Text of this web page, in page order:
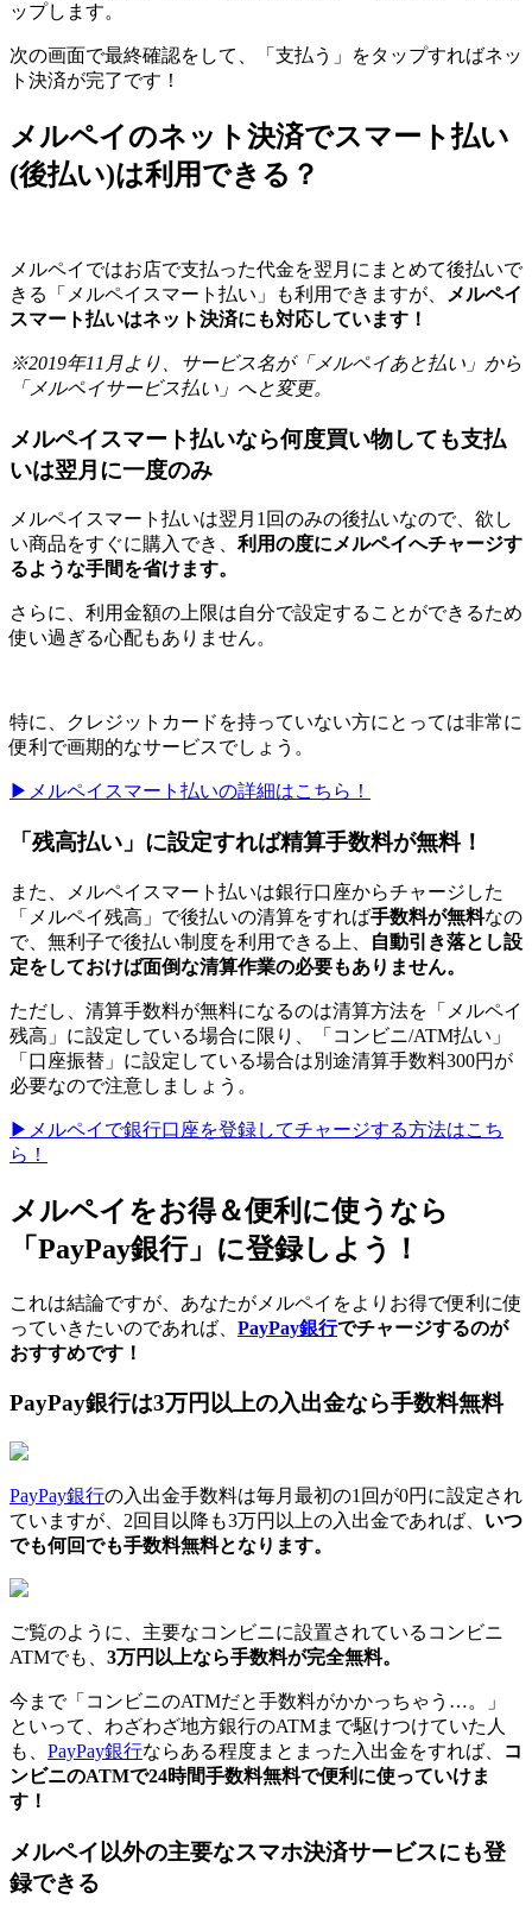
ップします。
次の画面で最終確認をして、「支払う」をタップすればネッ
ト決済が完了です！
メルペイのネット決済でスマート払い
(後払い)は利用できる？
メルペイではお店で支払った代金を翌月にまとめて後払いで
きる「メルペイスマート払い」も利用できますが、
メルペイ
スマート払いはネット決済にも対応しています！
※2019年11月より、サービス名が「メルペイあと払い」から
「メルペイサービス払い」へと変更。
メルペイスマート払いなら何度買い物しても支払
いは翌月に一度のみ
メルペイスマート払いは翌月1回のみの後払いなので、欲し
い商品をすぐに購入でき、 利用の度にメルペイへチャージす
るような手間を省けます。
さらに、利用金額の上限は自分で設定することができるため
使い過ぎる心配もありません。
特に、クレジットカードを持っていない方にとっては非常に
便利で画期的なサービスでしょう。
▶︎メルペイスマート払いの詳細はこちら！
「残高払い」に設定すれば精算手数料が無料！
また、メルペイスマート払いは銀行口座からチャージした
「メルペイ残高」で後払いの清算をすれば手数料が無料なの
で、無利子で後払い制度を利用できる上、
自動引き落とし設
定をしておけば面倒な清算作業の必要もありません。
ただし、清算手数料が無料になるのは清算方法を「メルペイ
残高」に設定している場合に限り、「コンビニ/ATM払い」
「口座振替」に設定している場合は別途清算手数料300円が
必要なので注意しましょう。
▶︎メルペイで銀行口座を登録してチャージする方法はこち
ら！
メルペイをお得＆便利に使うなら
「PayPay銀行」に登録しよう！
これは結論ですが、あなたがメルペイをよりお得で便利に使
っていきたいのであれば、 PayPay銀行でチャージするのが
おすすめです！
PayPay銀行は3万円以上の入出金なら手数料無料
PayPay銀行の入出金手数料は毎月最初の1回が0円に設定され
ていますが、2回目以降も3万円以上の入出金であれば、 いつ
でも何回でも手数料無料となります。
ご覧のように、主要なコンビニに設置されているコンビニ
ATMでも、 3万円以上なら手数料が完全無料。
今まで「コンビニのATMだと手数料がかかっちゃう…。」
といって、わざわざ地方銀行のATMまで駆けつけていた人
も、 PayPay銀行ならある程度まとまった入出金をすれば、
コ
ンビニのATMで24時間手数料無料で便利に使っていけま
す！
メルペイ以外の主要なスマホ決済サービスにも登
録できる